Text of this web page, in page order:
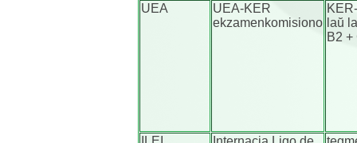
UEA
UEA-KER
ekzamenkomisiono laŭ
B2 +